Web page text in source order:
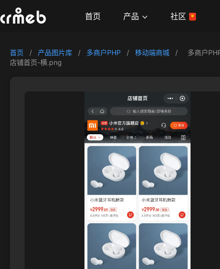
首页 产品 社区
首页 / 产品图片库 / 多商户PHP / 移动端商城 /
多商户
店铺首页-横.png